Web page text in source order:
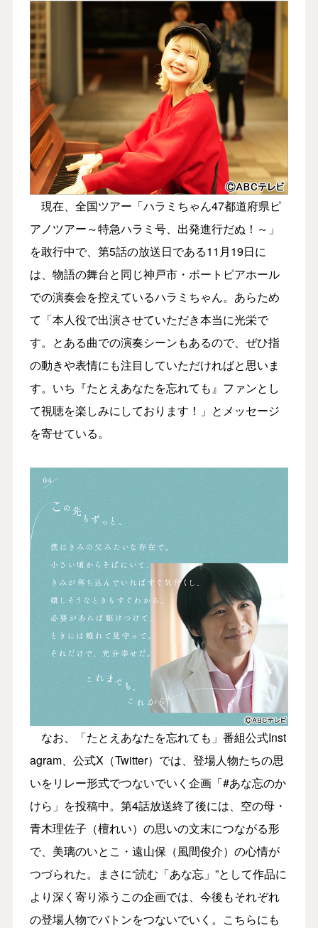
現在、全国ツアー「ハラミちゃん47都道府県ピ
アノツアー～特急ハラミ号、出発進行だぬ！～」
を敢行中で、第5話の放送日である11月19日に
は、物語の舞台と同じ神戸市・ポートピアホール
での演奏会を控えているハラミちゃん。あらため
て「本人役で出演させていただき本当に光栄で
す。とある曲での演奏シーンもあるので、ぜひ指
の動きや表情にも注目していただければと思いま
す。いち『たとえあなたを忘れても』ファンとし
て視聴を楽しみにしております！」とメッセージ
を寄せている。
なお、「たとえあなたを忘れても」番組公式Inst
agram、公式X（Twitter）では、登場人物たちの思
いをリレー形式でつないでいく企画「#あな忘のか
けら」を投稿中。第4話放送終了後には、空の母・
青木理佐子（檀れい）の思いの文末につながる形
で、美璃のいとこ・遠山保（風間俊介）の心情が
つづられた。まさに“読む「あな忘」”として作品に
より深く寄り添うこの企画では、今後もそれぞれ
の登場人物でバトンをつないでいく。こちらにも